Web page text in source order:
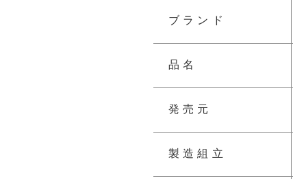
ブランド
品名
発売元
製造組立